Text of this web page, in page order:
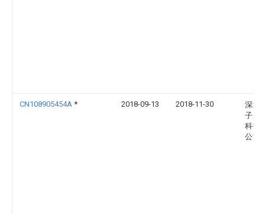
CN108905454A * 2018-09-13 2018-11-30
深圳
子辰
科技
公司